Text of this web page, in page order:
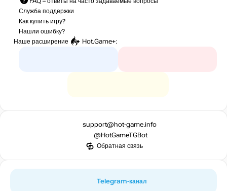
Служба поддержки
Как купить игру?
Нашли ошибку?
Наше расширение
Hot.Game+:
support@hot-game.info
@HotGameTGBot
Обратная связь
Telegram-канал